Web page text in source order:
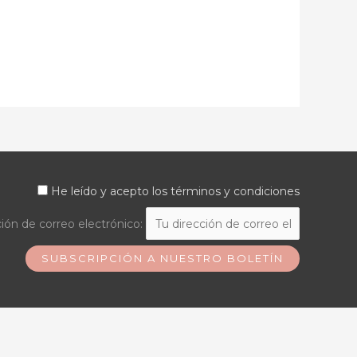
He leído y acepto los términos y condiciones
de correo electrónico: